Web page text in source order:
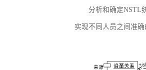
分析和确定NSTL
实现不同人员之间准